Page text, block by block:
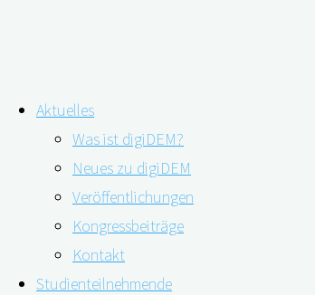
Inhalt
springen
Aktuelles
Was ist digiDEM?
Neues zu digiDEM
Veröffentlichungen
Kongressbeiträge
Kontakt
Studienteilnehmende
Neues Wissen über